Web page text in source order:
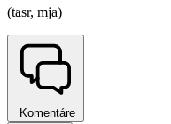
(tasr, mja)
Komentáre